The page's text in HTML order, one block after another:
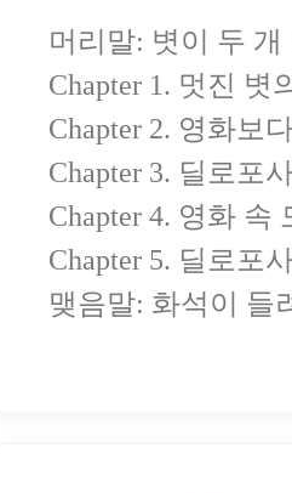
머리말: 볏이 두 개
Chapter 1. 멋진 볏
Chapter 2. 영화보
Chapter 3. 딜로포
Chapter 4. 영화 속
Chapter 5. 딜로포
맺음말: 화석이 들